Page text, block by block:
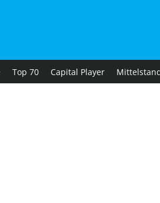
Top 70 Capital Player